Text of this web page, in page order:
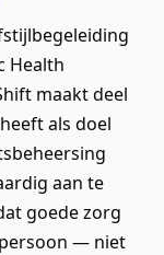
Health
maakt deel
als doel
aan te
goede zorg
— niet